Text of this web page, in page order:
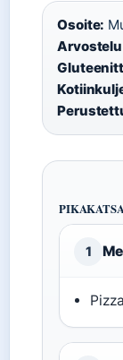
Osoite:
1